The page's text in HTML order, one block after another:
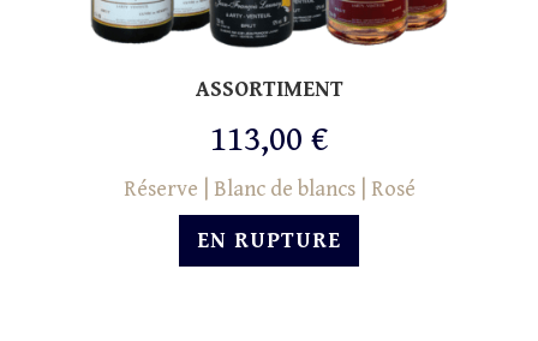
ASSORTIMENT
113,00 €
Réserve | Blanc de blancs | Rosé
EN RUPTURE